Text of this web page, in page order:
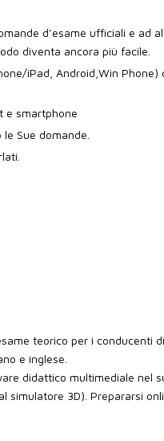
d’esame ufficiali e ad
diventa ancora più facile.
iPad, Android,Win
e smartphone
Sue domande.
teorico per i conducenti
e inglese.
didattico multimediale nel
simulatore 3D). Prepararsi